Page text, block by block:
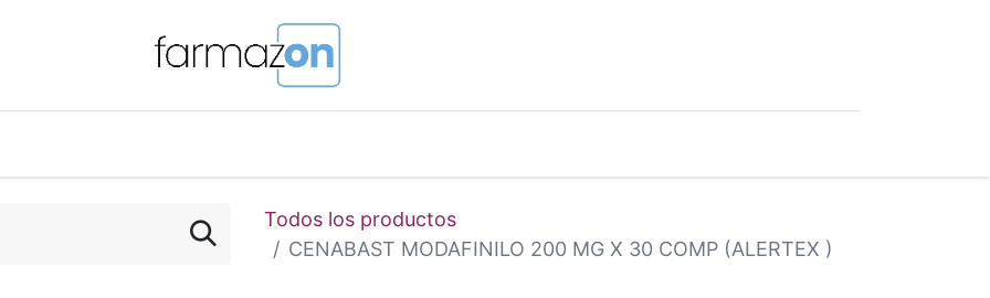
Todos los productos
CENABAST MODAFINILO 200 MG X 30 COMP (ALERTEX )